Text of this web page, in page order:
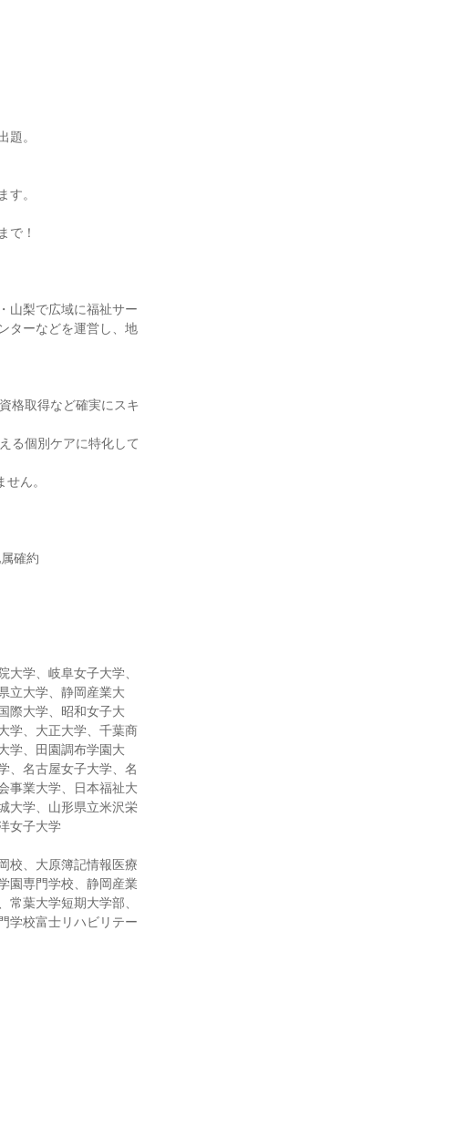
題。
す。
で！
山梨で広域に福祉サー
ターなどを運営し、地
格取得など確実にスキ
る個別ケアに特化して
ん。
確約
学、岐阜女子大学、
立大学、静岡産業大
際大学、昭和女子大
学、大正大学、千葉商
学、田園調布学園大
、名古屋女子大学、名
事業大学、日本福祉大
大学、山形県立米沢栄
女子大学
校、大原簿記情報医療
園専門学校、静岡産業
葉大学短期大学部、
学校富士リハビリテー